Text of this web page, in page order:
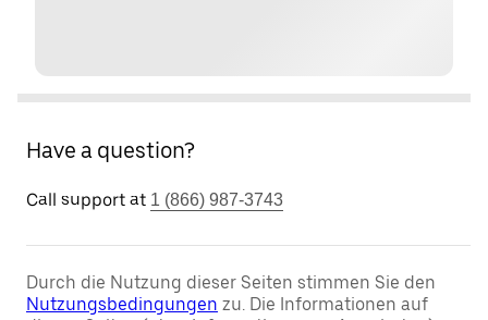
Have a question?
Call support at 1 (866) 987-3743
Durch die Nutzung dieser Seiten stimmen Sie den
Nutzungsbedingungen zu. Die Informationen auf